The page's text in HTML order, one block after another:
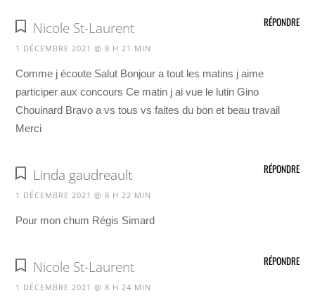
Nicole St-Laurent
1 DÉCEMBRE 2021 @ 8 H 21 MIN
Comme j écoute Salut Bonjour a tout les matins j aime
participer aux concours Ce matin j ai vue le lutin Gino
Chouinard Bravo a vs tous vs faites du bon et beau travail
Merci
RÉPONDRE
Linda gaudreault
1 DÉCEMBRE 2021 @ 8 H 22 MIN
Pour mon chum Régis Simard
RÉPONDRE
Nicole St-Laurent
1 DÉCEMBRE 2021 @ 8 H 24 MIN
RÉPONDRE